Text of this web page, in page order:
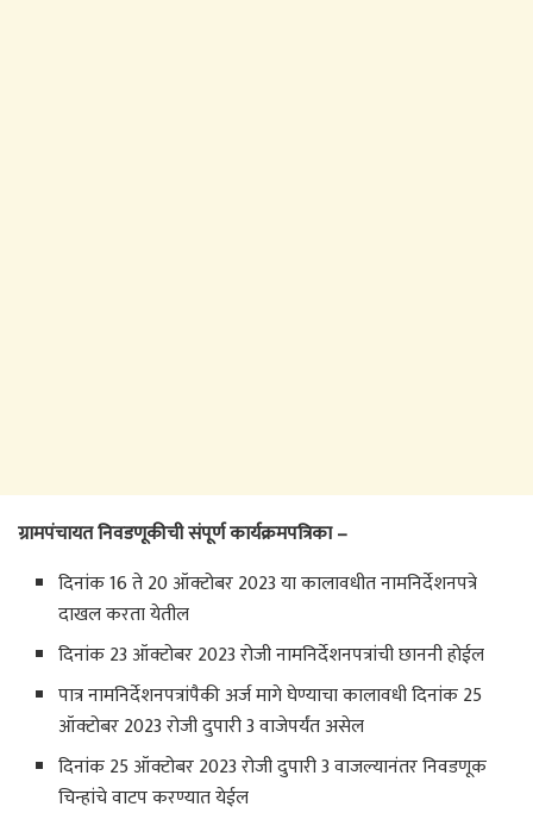
ग्रामपंचायत निवडणूकीची संपूर्ण कार्यक्रमपत्रिका –
दिनांक 16 ते 20 ऑक्टोबर 2023 या कालावधीत नामनिर्देशनपत्रे
दाखल करता येतील
दिनांक 23 ऑक्टोबर 2023 रोजी नामनिर्देशनपत्रांची छाननी होईल
पात्र नामनिर्देशनपत्रांपैकी अर्ज मागे घेण्याचा कालावधी दिनांक 25
ऑक्टोबर 2023 रोजी दुपारी 3 वाजेपर्यंत असेल
दिनांक 25 ऑक्टोबर 2023 रोजी दुपारी 3 वाजल्यानंतर निवडणूक
चिन्हांचे वाटप करण्यात येईल